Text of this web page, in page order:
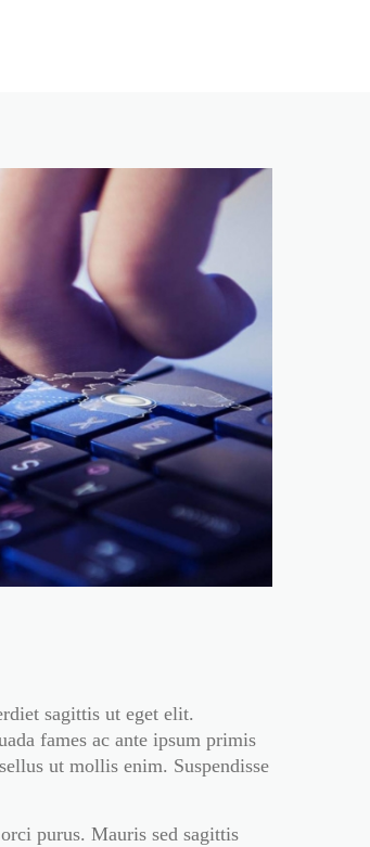
sagittis ut eget elit.
fames ac ante ipsum primis
ut mollis enim. Suspendisse
purus. Mauris sed sagittis